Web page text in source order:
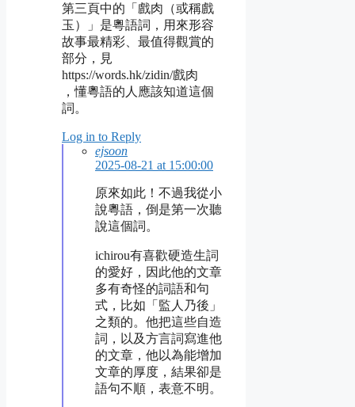
第三頁中的「戲肉（或稱戲
玉）」是粵語詞，用來形容
故事最精彩、最值得觀賞的
部分，見
https://words.hk/zidin/戲肉
，懂粵語的人應該知道這個
詞。
Log in to Reply
ejsoon
2025-08-21 at 15:00:00
原來如此！不過我從小
說粵語，倒是第一次聽
說這個詞。
ichirou有喜歡硬造生詞
的愛好，因此他的文章
多有奇怪的詞語和句
式，比如「監人乃後」
之類的。他把這些自造
詞，以及方言詞寫進他
的文章，他以為能增加
文章的厚度，結果卻是
語句不順，表意不明。